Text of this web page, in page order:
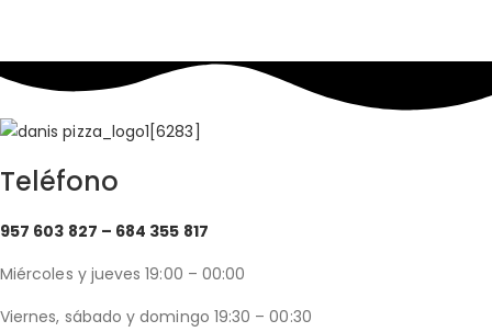
Teléfono
957 603 827 – 684 355 817
Miércoles y jueves 19:00 – 00:00
Viernes, sábado y domingo 19:30 – 00:30